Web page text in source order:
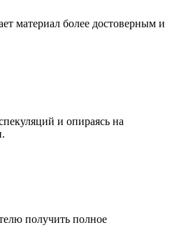
материал более достоверным и
и опираясь на
получить полное